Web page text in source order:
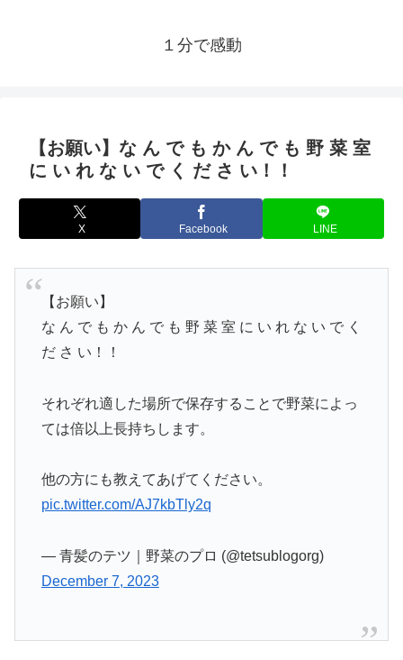
１分で感動
【お願い】な ん で も か ん で も 野 菜 室
に い れ な い で く だ さ い！！
X Facebook LINE
【お願い】
な ん で も か ん で も 野 菜 室 に い れ な い で く
だ さ い！！
それぞれ適した場所で保存することで野菜によっ
ては倍以上長持ちします。
他の方にも教えてあげてください。
pic.twitter.com/AJ7kbTly2q
— 青髪のテツ｜野菜のプロ (@tetsublogorg)
December 7, 2023